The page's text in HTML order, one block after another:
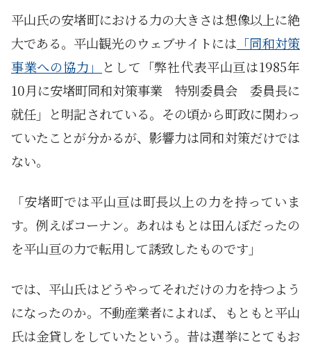
平山氏の安堵町における力の大きさは想像以上に絶
大である。平山観光のウェブサイトには 「同和対策
事業への協力」
として「弊社代表平山亘は1985年
10月に安堵町同和対策事業 特別委員会 委員長に
就任」と明記されている。その頃から町政に関わっ
ていたことが分かるが、影響力は同和対策だけでは
ない。
「安堵町では平山亘は町長以上の力を持っていま
す。例えばコーナン。あれはもとは田んぼだったの
を平山亘の力で転用して誘致したものです」
では、平山氏はどうやってそれだけの力を持つよう
になったのか。不動産業者によれば、もともと平山
氏は金貸しをしていたという。昔は選挙にとてもお